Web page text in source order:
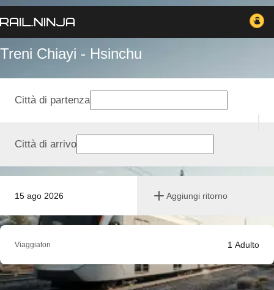
Treni Chiayi - Hsinchu
15 ago 2026 Aggiungi ritorno
Città di partenza
Città di arrivo
Viaggiatori 1 Adulto